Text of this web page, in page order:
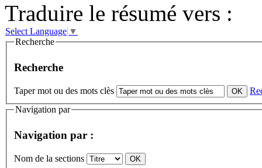
Traduire le résumé vers :
Select Language ▼
Recherche
Recherche
Taper mot ou des mots clès
Navigation par
Navigation par :
Nom de la sections